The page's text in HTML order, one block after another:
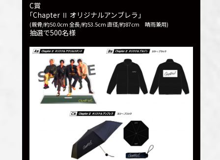
C賞
｢Chapter
オリジナルアンブレラ｣
(親骨/約50.0cm 全長/約53.5cm 直径/約87cm 晴雨兼用)
抽選で500名様